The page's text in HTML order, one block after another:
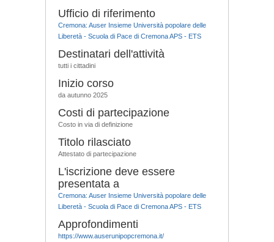
Ufficio di riferimento
Cremona: Auser Insieme Università popolare delle
Liberetà - Scuola di Pace di Cremona APS - ETS
Destinatari dell'attività
tutti i cittadini
Inizio corso
da autunno 2025
Costi di partecipazione
Costo in via di definizione
Titolo rilasciato
Attestato di partecipazione
L'iscrizione deve essere
presentata a
Cremona: Auser Insieme Università popolare delle
Liberetà - Scuola di Pace di Cremona APS - ETS
Approfondimenti
https://www.auserunipopcremona.it/